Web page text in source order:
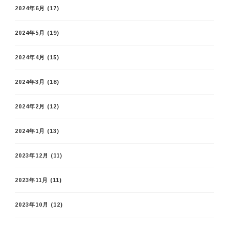
2024年6月 (17)
2024年5月 (19)
2024年4月 (15)
2024年3月 (18)
2024年2月 (12)
2024年1月 (13)
2023年12月 (11)
2023年11月 (11)
2023年10月 (12)